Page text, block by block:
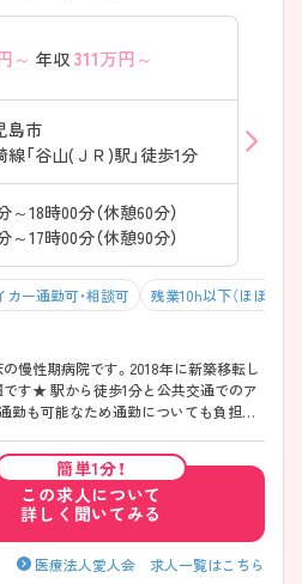
～ 年収 311万円～
島市
線「谷山(ＪＲ)駅」徒歩1分
～18時00分（休憩60分）
～17時00分（休憩90分）
カー通勤可・相談可 残業10h以下（ほぼなし）
慢性期病院です。2018年に新築移転し
す★ 駅から徒歩1分と公共交通でのア
勤も可能なため通勤についても負担な
います◎ ご興味のある方はマイナビ看
詳細な情報をご案内させていただきま
簡単1分！
この求人について
詳しく聞いてみる
医療法人愛人会 求人一覧はこちら